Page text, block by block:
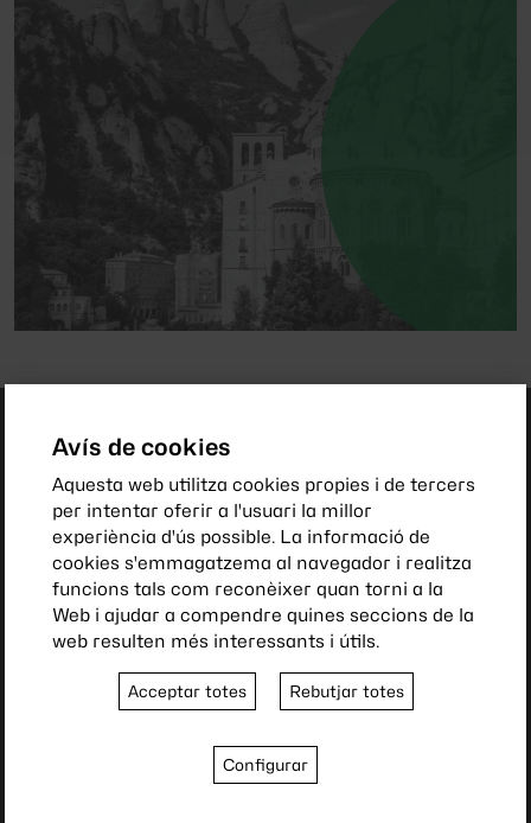
Avís de cookies
Aquesta web utilitza cookies propies i de tercers
per intentar oferir a l'usuari la millor
experiència d'ús possible. La informació de
cookies s'emmagatzema al navegador i realitza
funcions tals com reconèixer quan torni a la
Web i ajudar a compendre quines seccions de la
web resulten més interessants i útils.
Acceptar totes Rebutjar totes
Configurar